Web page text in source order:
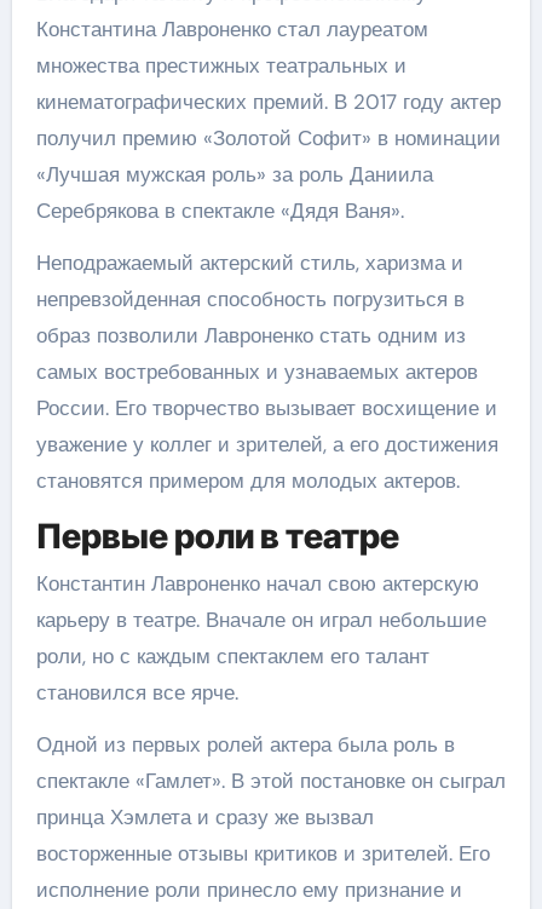
Константина Лавроненко стал лауреатом
множества престижных театральных и
кинематографических премий. В 2017 году актер
получил премию «Золотой Софит» в номинации
«Лучшая мужская роль» за роль Даниила
Серебрякова в спектакле «Дядя Ваня».
Неподражаемый актерский стиль, харизма и
непревзойденная способность погрузиться в
образ позволили Лавроненко стать одним из
самых востребованных и узнаваемых актеров
России. Его творчество вызывает восхищение и
уважение у коллег и зрителей, а его достижения
становятся примером для молодых актеров.
Первые роли в театре
Константин Лавроненко начал свою актерскую
карьеру в театре. Вначале он играл небольшие
роли, но с каждым спектаклем его талант
становился все ярче.
Одной из первых ролей актера была роль в
спектакле «Гамлет». В этой постановке он сыграл
принца Хэмлета и сразу же вызвал
восторженные отзывы критиков и зрителей. Его
исполнение роли принесло ему признание и